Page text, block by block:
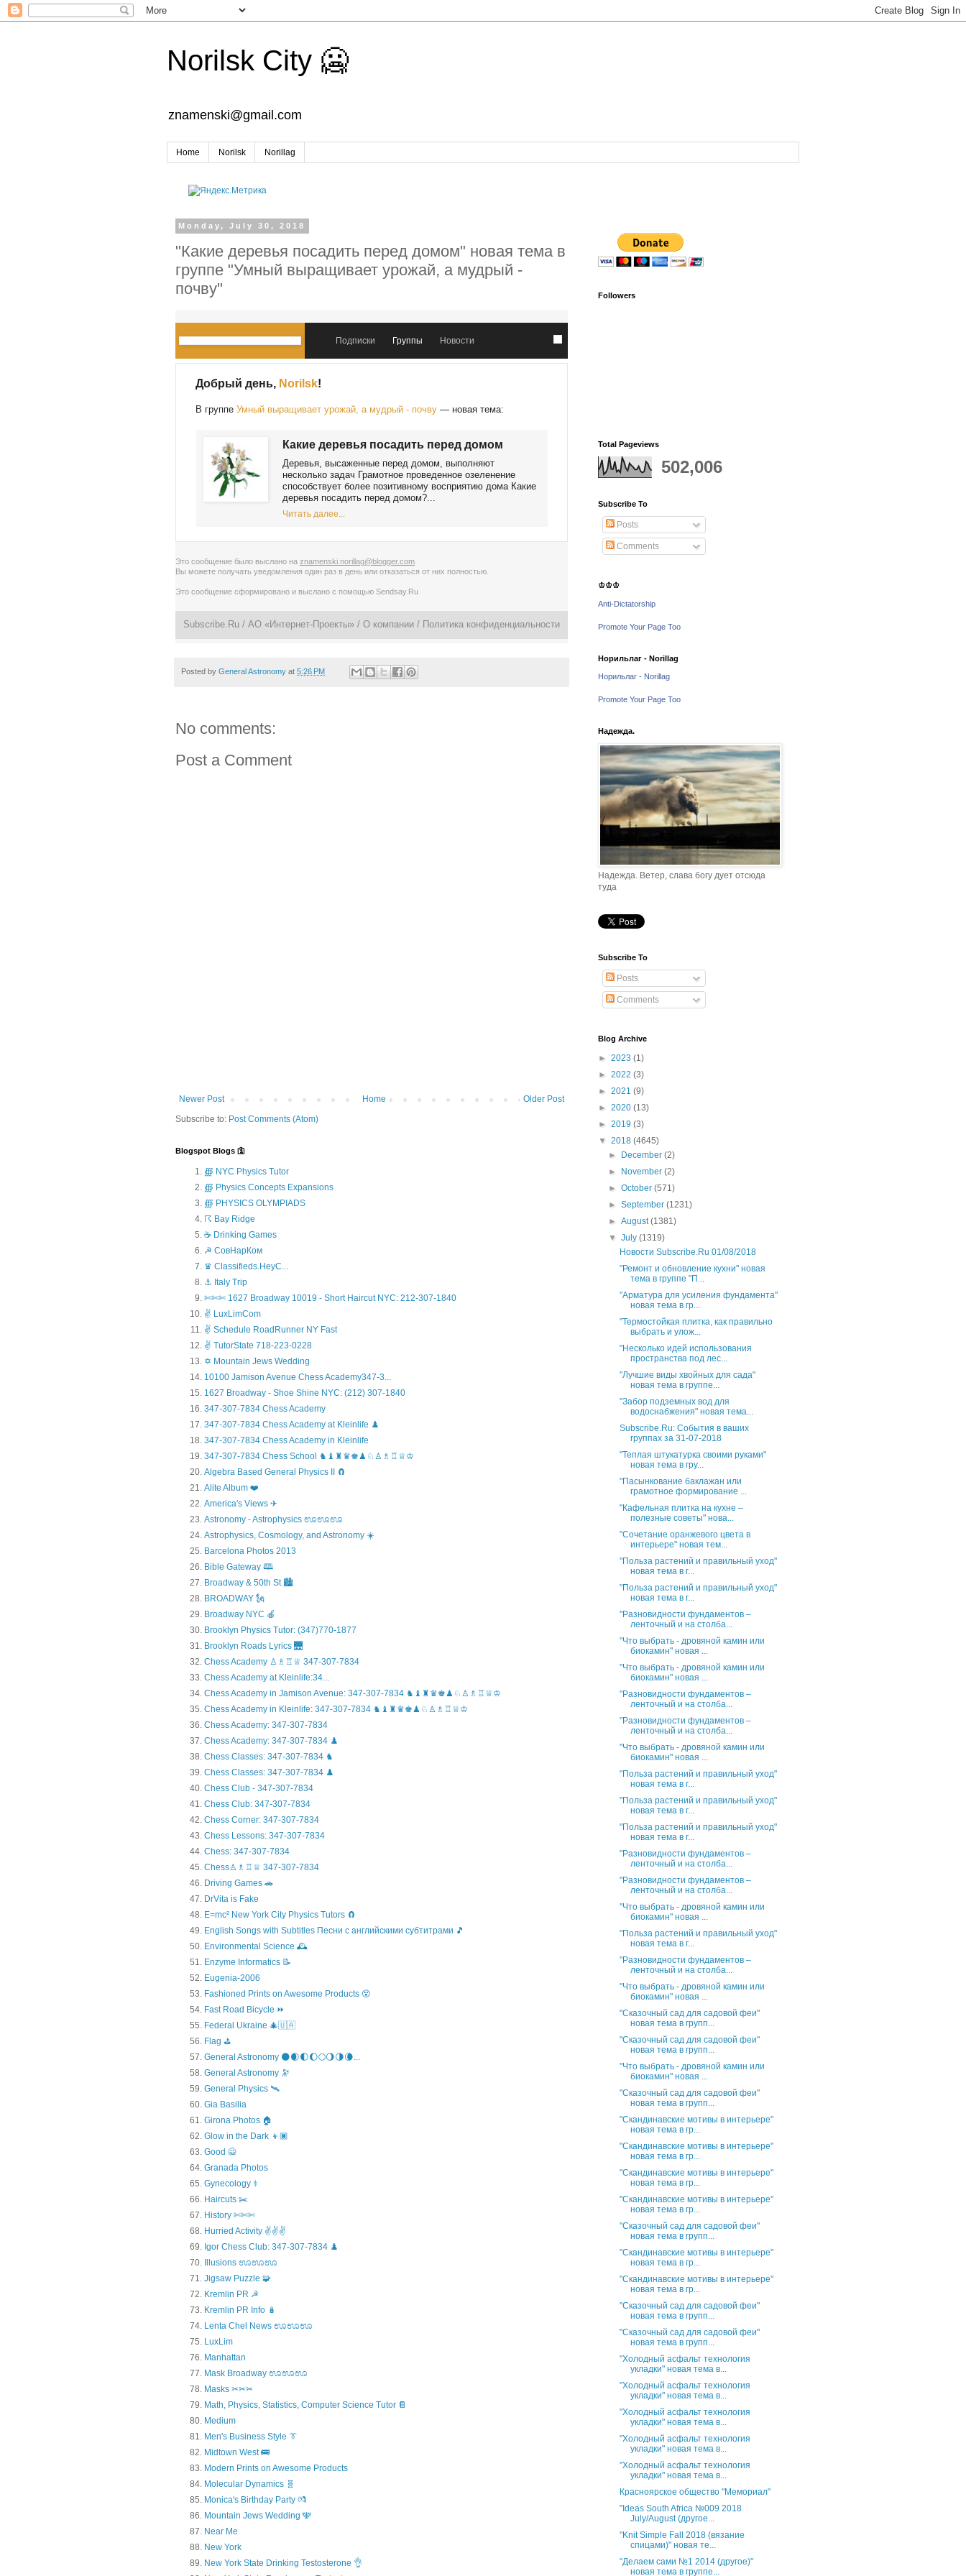
Norilsk City 🥶
znamenski@gmail.com
Home Norilsk Norillag
Monday, July 30, 2018
"Какие деревья посадить перед домом" новая тема в
группе "Умный выращивает урожай, а мудрый -
почву"
Подписки Группы Новости
Добрый день, Norilsk!
В группеУмный выращивает урожай, а мудрый - почву — новая тема:
Какие деревья посадить перед домом
Деревья, высаженные перед домом, выполняют
несколько задач Грамотное проведенное озеленение
способствует более позитивному восприятию дома Какие
деревья посадить перед домом?...
Читать далее...
Это сообщение было выслано на znamenski.norillag@blogger.com
Вы можете получать уведомления один раз в день или отказаться от них полностью
Это сообщение сформировано и выслано с помощью Sendsay.Ru
Subscribe.Ru / АО «Интернет-Проекты» / О компании / Политика конфиденциальности
Posted by General Astronomy at 5:26 PM
No comments:
Post a Comment
Newer Post Older Post
Home
Subscribe to: Post Comments (Atom)
Blogspot Blogs 🛐
∰ NYC Physics Tutor
∰ Physics Concepts Expansions
∰ PHYSICS OLYMPIADS
☈ Bay Ridge
☕ Drinking Games
☭ СовНарКом
♛ Classifieds.HeyC...
⚓ Italy Trip
✄✄✄ 1627 Broadway 10019 - Short Haircut NYC: 212-307-1840
✌ LuxLimCom
✌ Schedule RoadRunner NY Fast
✌ TutorState 718-223-0228
✡ Mountain Jews Wedding
10100 Jamison Avenue Chess Academy347-3...
1627 Broadway - Shoe Shine NYC: (212) 307-1840
347-307-7834 Chess Academy
347-307-7834 Chess Academy at Kleinlife ♟️
347-307-7834 Chess Academy in Kleinlife
347-307-7834 Chess School ♞♝♜♛♚♟♘♙♗♖♕♔
Algebra Based General Physics II 🧲
Alite Album ❤️
America's Views ✈
Astronomy - Astrophysics ಊಊಊ
Astrophysics, Cosmology, and Astronomy ☀️
Barcelona Photos 2013
Bible Gateway 🕮
Broadway & 50th St 🏙️
BROADWAY 🗽
Broadway NYC 🍎
Brooklyn Physics Tutor: (347)770-1877
Brooklyn Roads Lyrics 🌉
Chess Academy ♙♗♖♕ 347-307-7834
Chess Academy at Kleinlife:34...
Chess Academy in Jamison Avenue: 347-307-7834 ♞♝♜♛♚♟♘♙♗♖♕♔
Chess Academy in Kleinlife: 347-307-7834 ♞♝♜♛♚♟♘♙♗♖♕♔
Chess Academy: 347-307-7834
Chess Academy: 347-307-7834 ♟️
Chess Classes: 347-307-7834 ♞
Chess Classes: 347-307-7834 ♟️
Chess Club - 347-307-7834
Chess Club: 347-307-7834
Chess Corner: 347-307-7834
Chess Lessons: 347-307-7834
Chess: 347-307-7834
Chess♙♗♖♕ 347-307-7834
Driving Games 🚗
DrVita is Fake
E=mc² New York City Physics Tutors 🧲
English Songs with Subtitles Песни с английскими субтитрами 🎵
Environmental Science 🕰️
Enzyme Informatics 📝
Eugenia-2006
Fashioned Prints on Awesome Products 😵
Fast Road Bicycle ⏩
Federal Ukraine 🎄🇺🇦
Flag ⛳
General Astronomy 🌑🌒🌓🌔🌕🌖🌗🌘...
General Astronomy 🔭
General Physics 🛰
Gia Basilia
Girona Photos 🏠
Glow in the Dark 👦🏿
Good 🙅
Granada Photos
Gynecology ⚕️
Haircuts ✂️
History ✄✄✄
Hurried Activity ✌✌✌
Igor Chess Club: 347-307-7834 ♟️
Illusions ಊಊಊ
Jigsaw Puzzle 🧩
Kremlin PR ☭
Kremlin PR Info 🪆
Lenta Chel News ಊಊಊ
LuxLim
Manhattan
Mask Broadway ಊಊಊ
Masks ✂✂✂
Math, Physics, Statistics, Computer Science Tutor 📔
Medium
Men's Business Style 👔
Midtown West 🚌
Modern Prints on Awesome Products
Molecular Dynamics 🧬
Monica's Birthday Party 💏
Mountain Jews Wedding 🕎
Near Me
New York
New York State Drinking Testosterone 👌
Followers
Total Pageviews
502,006
Subscribe To
Posts
Comments
♔♔♔
Anti-Dictatorship
Promote Your Page Too
Норильлаг - Norillag
Норильлаг - Norillag
Promote Your Page Too
Надежда.
Надежда. Ветер, слава богу дует отсюда
туда
Subscribe To
Posts
Comments
Blog Archive
► 2023 (1)
► 2022 (3)
► 2021 (9)
► 2020 (13)
► 2019 (3)
▼ 2018 (4645)
►
December(2)
►
November(2)
►October(571)
►September(1231)
►August(1381)
▼July(1319)
Новости Subscribe.Ru 01/08/2018
"Ремонт и обновление кухни" новая
тема в группе "П...
"Арматура для усиления фундамента"
новая тема в гр...
"Термостойкая плитка, как правильно
выбрать и улож...
"Несколько идей использования
пространства под лес...
"Лучшие виды хвойных для сада"
новая тема в группе...
"Забор подземных вод для
водоснабжения" новая тема...
Subscribe.Ru: События в ваших
группах за 31-07-2018
"Теплая штукатурка своими руками"
новая тема в гру...
"Пасынкование баклажан или
грамотное формирование ...
"Кафельная плитка на кухне –
полезные советы" нова...
"Сочетание оранжевого цвета в
интерьере" новая тем...
"Польза растений и правильный уход"
новая тема в г...
"Польза растений и правильный уход"
новая тема в г...
"Разновидности фундаментов –
ленточный и на столба...
"Что выбрать - дровяной камин или
биокамин" новая ...
"Что выбрать - дровяной камин или
биокамин" новая ...
"Разновидности фундаментов –
ленточный и на столба...
"Разновидности фундаментов –
ленточный и на столба...
"Что выбрать - дровяной камин или
биокамин" новая ...
"Польза растений и правильный уход"
новая тема в г...
"Польза растений и правильный уход"
новая тема в г...
"Польза растений и правильный уход"
новая тема в г...
"Разновидности фундаментов –
ленточный и на столба...
"Разновидности фундаментов –
ленточный и на столба...
"Что выбрать - дровяной камин или
биокамин" новая ...
"Польза растений и правильный уход"
новая тема в г...
"Разновидности фундаментов –
ленточный и на столба...
"Что выбрать - дровяной камин или
биокамин" новая ...
"Сказочный сад для садовой феи"
новая тема в групп...
"Сказочный сад для садовой феи"
новая тема в групп...
"Что выбрать - дровяной камин или
биокамин" новая ...
"Сказочный сад для садовой феи"
новая тема в групп...
"Скандинавские мотивы в интерьере"
новая тема в гр...
"Скандинавские мотивы в интерьере"
новая тема в гр...
"Скандинавские мотивы в интерьере"
новая тема в гр...
"Скандинавские мотивы в интерьере"
новая тема в гр...
"Сказочный сад для садовой феи"
новая тема в групп...
"Скандинавские мотивы в интерьере"
новая тема в гр...
"Скандинавские мотивы в интерьере"
новая тема в гр...
"Сказочный сад для садовой феи"
новая тема в групп...
"Сказочный сад для садовой феи"
новая тема в групп...
"Холодный асфальт технология
укладки" новая тема в...
"Холодный асфальт технология
укладки" новая тема в...
"Холодный асфальт технология
укладки" новая тема в...
"Холодный асфальт технология
укладки" новая тема в...
"Холодный асфальт технология
укладки" новая тема в...
Красноярское общество "Мемориал"
"Ideas South Africa №009 2018
July/August (другое...
"Knit Simple Fall 2018 (вязание
спицами)" новая те...
"Делаем сами №1 2014 (другое)"
новая тема в группе...